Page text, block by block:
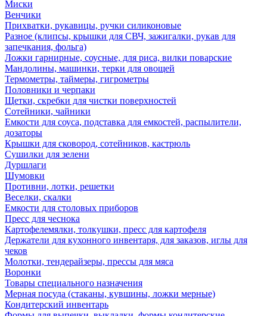
Миски
Венчики
Прихватки, рукавицы, ручки силиконовые
Разное (клипсы, крышки для СВЧ, зажигалки, рукав для
запечкания, фольга)
Ложки гарнирные, соусные, для риса, вилки поварские
Мандолины, машинки, терки для овощей
Термометры, таймеры, гигрометры
Половники и черпаки
Щетки, скребки для чистки поверхностей
Сотейники, чайники
Емкости для соуса, подставка для емкостей, распылители,
дозаторы
Крышки для сковород, сотейников, кастрюль
Сушилки для зелени
Дуршлаги
Шумовки
Противни, лотки, решетки
Веселки, скалки
Емкости для столовых приборов
Пресс для чеснока
Картофелемялки, толкушки, пресс для картофеля
Держатели для кухонного инвентаря, для заказов, иглы для
чеков
Молотки, тендерайзеры, прессы для мяса
Воронки
Товары специального назначения
Мерная посуда (стаканы, кувшины, ложки мерные)
Кондитерский инвентарь